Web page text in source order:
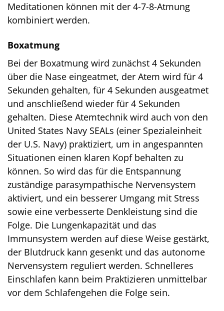
Meditationen können mit der 4-7-8-Atmung
kombiniert werden.
Boxatmung
Bei der Boxatmung wird zunächst 4 Sekunden
über die Nase eingeatmet, der Atem wird für 4
Sekunden gehalten, für 4 Sekunden ausgeatmet
und anschließend wieder für 4 Sekunden
gehalten. Diese Atemtechnik wird auch von den
United States Navy SEALs (einer Spezialeinheit
der U.S. Navy) praktiziert, um in angespannten
Situationen einen klaren Kopf behalten zu
können. So wird das für die Entspannung
zuständige parasympathische Nervensystem
aktiviert, und ein besserer Umgang mit Stress
sowie eine verbesserte Denkleistung sind die
Folge. Die Lungenkapazität und das
Immunsystem werden auf diese Weise gestärkt,
der Blutdruck kann gesenkt und das autonome
Nervensystem reguliert werden. Schnelleres
Einschlafen kann beim Praktizieren unmittelbar
vor dem Schlafengehen die Folge sein.